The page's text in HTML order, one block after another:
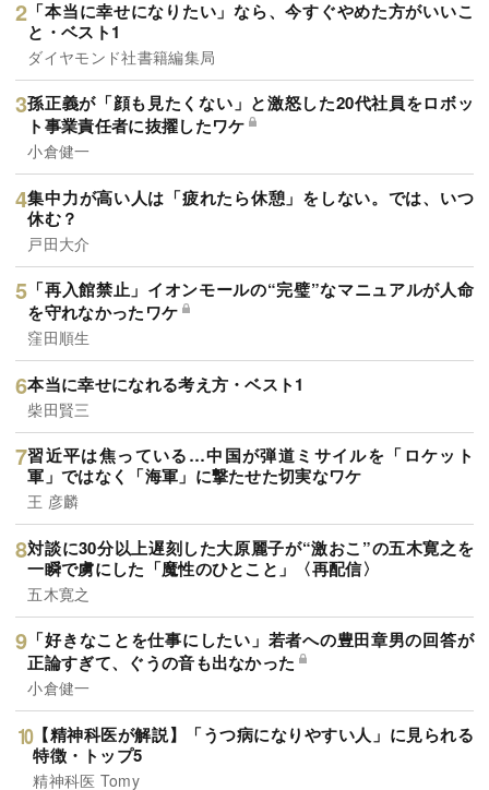
「本当に幸せになりたい」なら、今すぐやめた方がいいこ
と・ベスト1
ダイヤモンド社書籍編集局
孫正義が「顔も見たくない」と激怒した20代社員をロボッ
ト事業責任者に抜擢したワケ
小倉健一
集中力が高い人は「疲れたら休憩」をしない。では、いつ
休む？
戸田大介
「再入館禁止」イオンモールの“完璧”なマニュアルが人命
を守れなかったワケ
窪田順生
本当に幸せになれる考え方・ベスト1
柴田賢三
習近平は焦っている…中国が弾道ミサイルを「ロケット
軍」ではなく「海軍」に撃たせた切実なワケ
王 彦麟
対談に30分以上遅刻した大原麗子が“激おこ”の五木寛之を
一瞬で虜にした「魔性のひとこと」〈再配信〉
五木寛之
「好きなことを仕事にしたい」若者への豊田章男の回答が
正論すぎて、ぐうの音も出なかった
小倉健一
【精神科医が解説】「うつ病になりやすい人」に見られる
特徴・トップ5
精神科医 Tomy